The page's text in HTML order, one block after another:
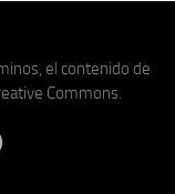
el contenido de
Commons.